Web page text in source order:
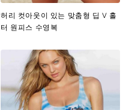
허리 컷아웃이 있는 맞춤형 딥 V 홀
터 원피스 수영복